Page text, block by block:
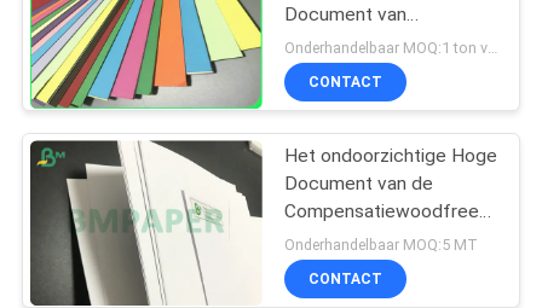
Document van
Kleurenwoodfree voor
Prentbriefkaar
Onderhandelbaar MOQ:1 ton voor gemeenschappelijke grootte & 10 ton voor speciale grootte
CONTACT
Het ondoorzichtige Hoge
Document van de
Compensatiewoodfree
van de bleekheids60#
80# Tekst voor
drukmateriaal
Onderhandelbaar MOQ:5 MT
CONTACT